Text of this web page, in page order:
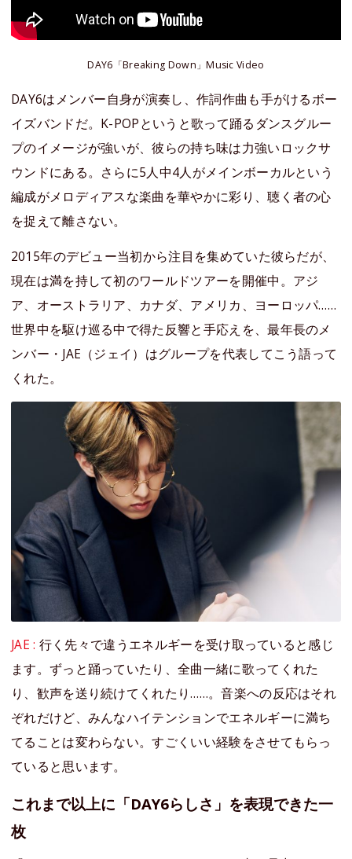
DAY6「Breaking Down」Music Video
DAY6はメンバー自身が演奏し、作詞作曲も手がけるボー
イズバンドだ。K-POPというと歌って踊るダンスグルー
プのイメージが強いが、彼らの持ち味は力強いロックサ
ウンドにある。さらに5人中4人がメインボーカルという
編成がメロディアスな楽曲を華やかに彩り、聴く者の心
を捉えて離さない。
2015年のデビュー当初から注目を集めていた彼らだが、
現在は満を持して初のワールドツアーを開催中。アジ
ア、オーストラリア、カナダ、アメリカ、ヨーロッパ……
世界中を駆け巡る中で得た反響と手応えを、最年長のメ
ンバー・JAE（ジェイ）はグループを代表してこう語って
くれた。
JAE : 行く先々で違うエネルギーを受け取っていると感じ
ます。ずっと踊っていたり、全曲一緒に歌ってくれた
り、歓声を送り続けてくれたり……。音楽への反応はそれ
ぞれだけど、みんなハイテンションでエネルギーに満ち
てることは変わらない。すごくいい経験をさせてもらっ
ていると思います。
これまで以上に「DAY6らしさ」を表現できた一
枚